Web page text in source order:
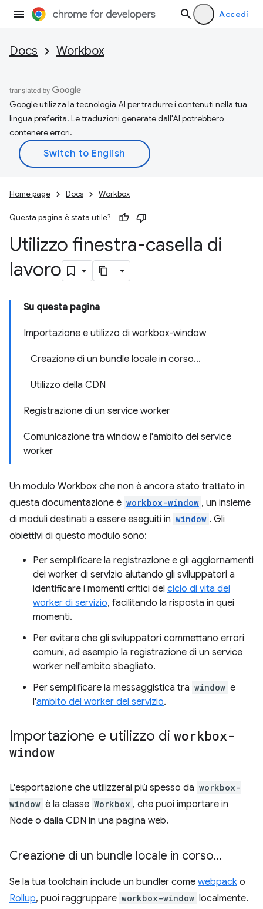
Accedi
Docs Workbox
Google utilizza la tecnologia AI per tradurre i contenuti nella tua
lingua preferita. Le traduzioni generate dall'AI potrebbero
contenere errori.
Home page Docs Workbox
Questa pagina è stata utile?
Utilizzo finestra-casella di
lavoro
Su questa pagina
Importazione e utilizzo di workbox-window
Creazione di un bundle locale in corso...
Utilizzo della CDN
Registrazione di un service worker
Comunicazione tra window e l'ambito del service
worker
Un modulo Workbox che non è ancora stato trattato in
questa documentazione è workbox-window , un insieme
di moduli destinati a essere eseguiti in window . Gli
obiettivi di questo modulo sono:
Per semplificare la registrazione e gli aggiornamenti
dei worker di servizio aiutando gli sviluppatori a
identificare i momenti critici del ciclo di vita dei
worker di servizio, facilitando la risposta in quei
momenti.
Per evitare che gli sviluppatori commettano errori
comuni, ad esempio la registrazione di un service
worker nell'ambito sbagliato.
Per semplificare la messaggistica tra window e
l'ambito del worker del servizio.
Importazione e utilizzo di workbox-
window
L'esportazione che utilizzerai più spesso da workbox-
window è la classe Workbox , che puoi importare in
Node o dalla CDN in una pagina web.
Creazione di un bundle locale in corso...
Se la tua toolchain include un bundler come webpack o
Rollup, puoi raggruppare workbox-window localmente.